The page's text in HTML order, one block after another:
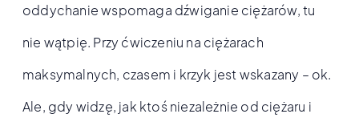
oddychanie wspomaga dźwiganie ciężarów, tu
nie wątpię. Przy ćwiczeniu na ciężarach
maksymalnych, czasem i krzyk jest wskazany – ok.
Ale, gdy widzę, jak ktoś niezależnie od ciężaru i